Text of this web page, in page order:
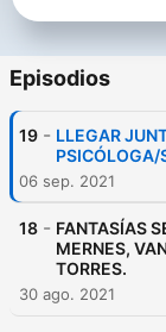
Episodios
19 - LLEGAR
PSICÓLOGA/
06 sep. 2021
18 - FANTASÍAS
MERNES,
TORRES.
30 ago. 2021